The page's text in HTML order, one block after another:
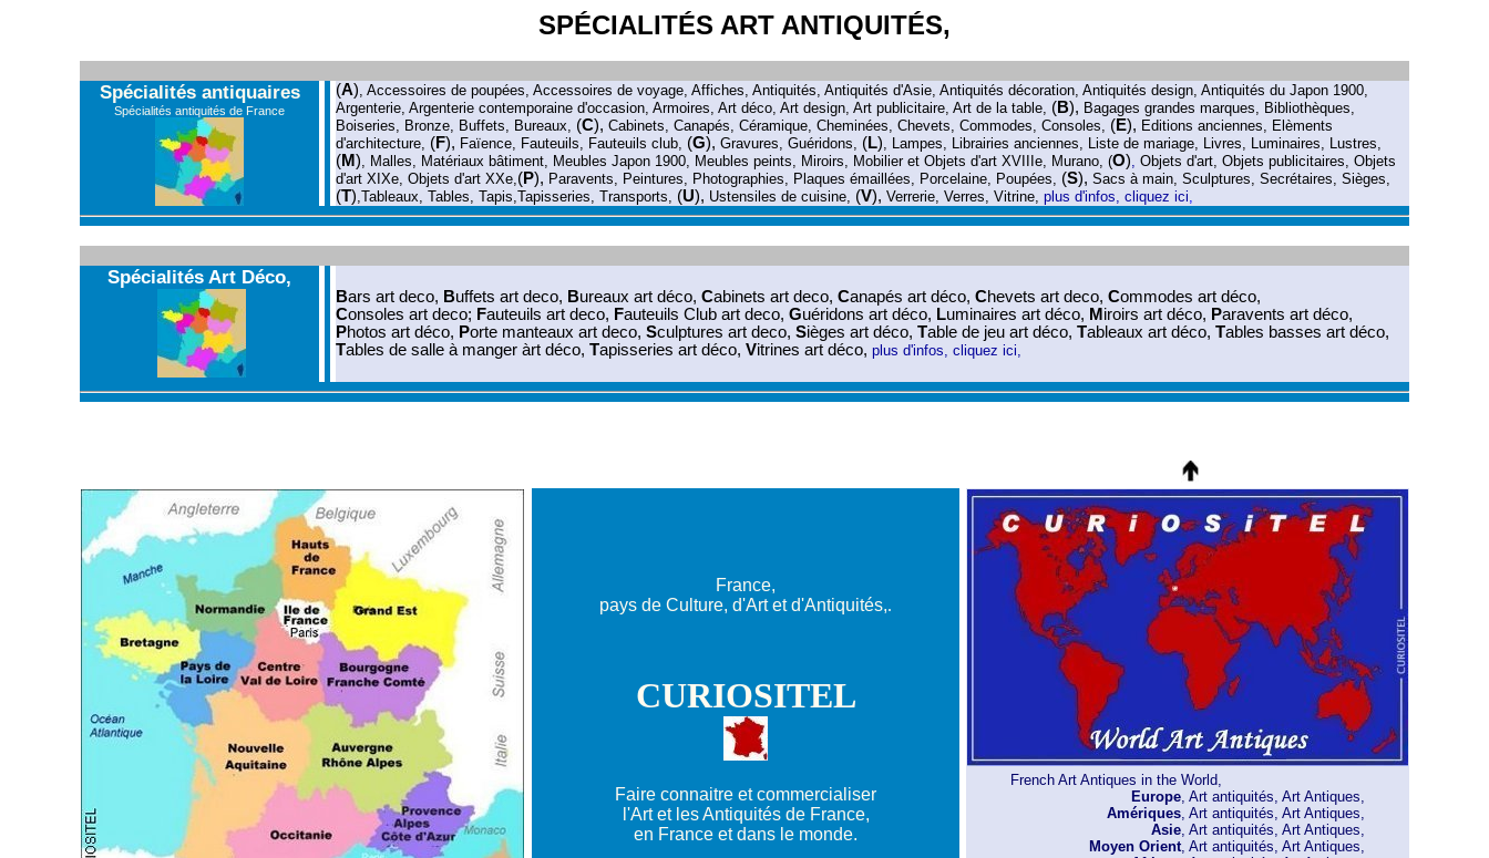
SPÉCIALITÉS ART ANTIQUITÉS,
Spécialités antiquaires
Spécialités antiquités de France
(A), Accessoires de poupées, Accessoires de voyage, Affiches, Antiquités, Antiquités d'Asie, Antiquités décoration, Antiquités design, Antiquités du Japon 1900,
Argenterie, Argenterie contemporaine d'occasion, Armoires, Art déco, Art design, Art publicitaire, Art de la table, (B), Bagages grandes marques, Bibliothèques,
Boiseries, Bronze, Buffets, Bureaux, (C), Cabinets, Canapés, Céramique, Cheminées, Chevets, Commodes, Consoles, (E), Editions anciennes, Elèments
d'architecture, (F), Faïence, Fauteuils, Fauteuils club, (G), Gravures, Guéridons, (L), Lampes, Librairies anciennes, Liste de mariage, Livres, Luminaires, Lustres,
(M), Malles, Matériaux bâtiment, Meubles Japon 1900, Meubles peints, Miroirs, Mobilier et Objets d'art XVIIIe, Murano, (O), Objets d'art, Objets publicitaires, Objets
d'art XIXe, Objets d'art XXe,(P), Paravents, Peintures, Photographies, Plaques émaillées, Porcelaine, Poupées, (S), Sacs à main, Sculptures, Secrétaires, Sièges,
(T),Tableaux, Tables, Tapis,Tapisseries, Transports, (U), Ustensiles de cuisine, (V), Verrerie, Verres, Vitrine, plus d'infos, cliquez ici,
Spécialités Art Déco,
Bars art deco, Buffets art deco, Bureaux art déco, Cabinets art deco, Canapés art déco, Chevets art deco, Commodes art déco,
Consoles art deco; Fauteuils art deco, Fauteuils Club art deco, Guéridons art déco, Luminaires art déco, M iroirs art déco, Paravents art déco,
Photos art déco, Porte manteaux art deco, Sculptures art deco, Sièges art déco, Table de jeu art déco, Tableaux art déco, Tables basses art déco,
Tables de salle à manger àrt déco, Tapisseries art déco, Vitrines art déco, plus d'infos, cliquez ici,
France,
pays de Culture, d'Art et d'Antiquités,.
CURIOSITEL
Faire connaitre et commercialiser
l'Art et les Antiquités de France,
en France et dans le monde.
French Art Antiques in the World,
Europe, Art antiquités, Art Antiques,
Amériques, Art antiquités, Art Antiques,
Asie, Art antiquités, Art Antiques,
Moyen Orient, Art antiquités, Art Antiques,